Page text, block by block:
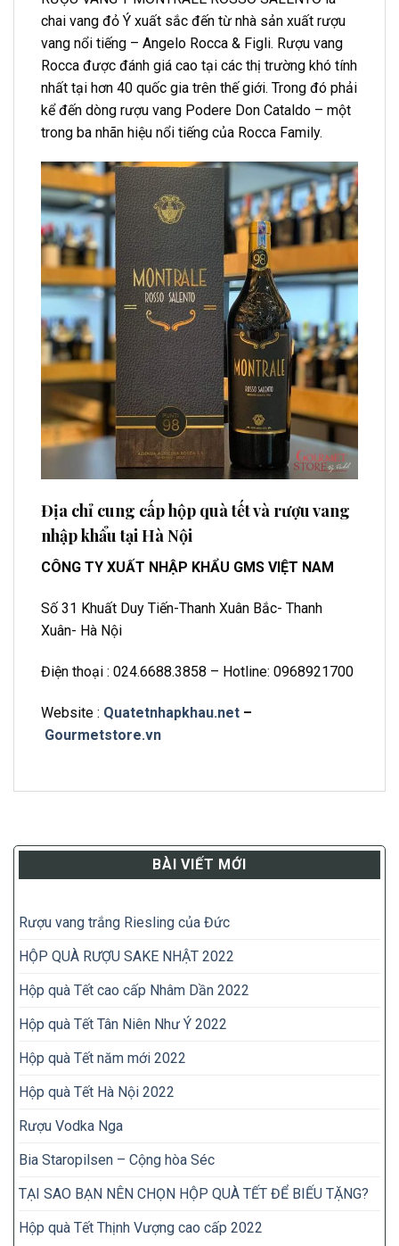
chai vang đỏ Ý xuất sắc đến từ nhà sản xuất rượu
vang nổi tiếng – Angelo Rocca & Figli. Rượu vang
Rocca được đánh giá cao tại các thị trường khó tính
nhất tại hơn 40 quốc gia trên thế giới. Trong đó phải
kể đến dòng rượu vang Podere Don Cataldo – một
trong ba nhãn hiệu nổi tiếng của Rocca Family.
Địa chỉ cung cấp hộp quà tết và rượu vang
nhập khẩu tại Hà Nội
CÔNG TY XUẤT NHẬP KHẨU GMS VIỆT NAM
Số 31 Khuất Duy Tiến-Thanh Xuân Bắc- Thanh
Xuân- Hà Nội
Điện thoại : 024.6688.3858 – Hotline: 0968921700
Website : Quatetnhapkhau.net –
Gourmetstore.vn
BÀI VIẾT MỚI
Rượu vang trắng Riesling của Đức
HỘP QUÀ RƯỢU SAKE NHẬT 2022
Hộp quà Tết cao cấp Nhâm Dần 2022
Hộp quà Tết Tân Niên Như Ý 2022
Hộp quà Tết năm mới 2022
Hộp quà Tết Hà Nội 2022
Rượu Vodka Nga
Bia Staropilsen – Cộng hòa Séc
TẠI SAO BẠN NÊN CHỌN HỘP QUÀ TẾT ĐỂ BIẾU TẶNG?
Hộp quà Tết Thịnh Vượng cao cấp 2022